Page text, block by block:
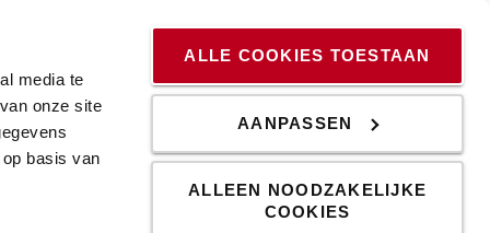
media te
onze site
basis van
ALLE COOKIES TOESTAAN
AANPASSEN
ALLEEN NOODZAKELIJKE
COOKIES